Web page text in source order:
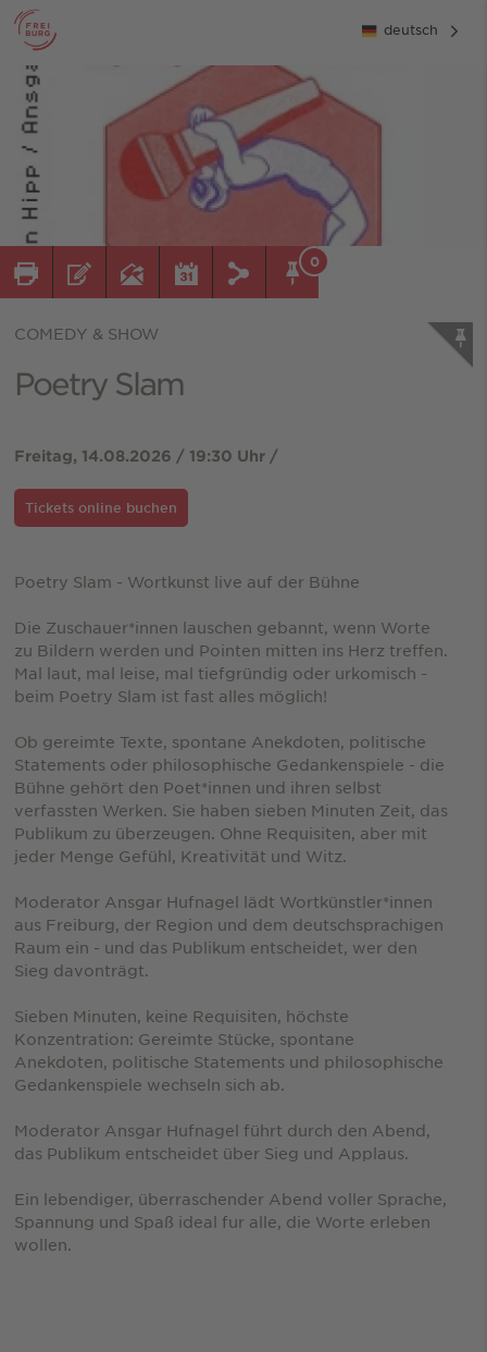
deutsch
0
COMEDY & SHOW
Poetry Slam
Freitag, 14.08.2026 / 19:30 Uhr /
Tickets online buchen
Poetry Slam - Wortkunst live auf der Bühne
Die Zuschauer*innen lauschen gebannt, wenn Worte
zu Bildern werden und Pointen mitten ins Herz treffen.
Mal laut, mal leise, mal tiefgründig oder urkomisch -
beim Poetry Slam ist fast alles möglich!
Ob gereimte Texte, spontane Anekdoten, politische
Statements oder philosophische Gedankenspiele - die
Bühne gehört den Poet*innen und ihren selbst
verfassten Werken. Sie haben sieben Minuten Zeit, das
Publikum zu überzeugen. Ohne Requisiten, aber mit
jeder Menge Gefühl, Kreativität und Witz.
Moderator Ansgar Hufnagel lädt Wortkünstler*innen
aus Freiburg, der Region und dem deutschsprachigen
Raum ein - und das Publikum entscheidet, wer den
Sieg davonträgt.
Sieben Minuten, keine Requisiten, höchste
Konzentration: Gereimte Stücke, spontane
Anekdoten, politische Statements und philosophische
Gedankenspiele wechseln sich ab.
Moderator Ansgar Hufnagel führt durch den Abend,
das Publikum entscheidet über Sieg und Applaus.
Ein lebendiger, überraschender Abend voller Sprache,
Spannung und Spaß ideal fur alle, die Worte erleben
wollen.